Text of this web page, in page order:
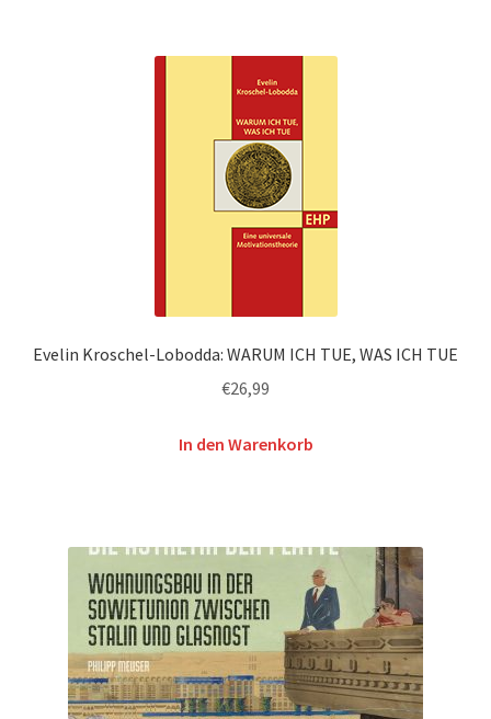
Evelin Kroschel-Lobodda: WARUM ICH TUE, WAS ICH TUE
€26,99
In den Warenkorb